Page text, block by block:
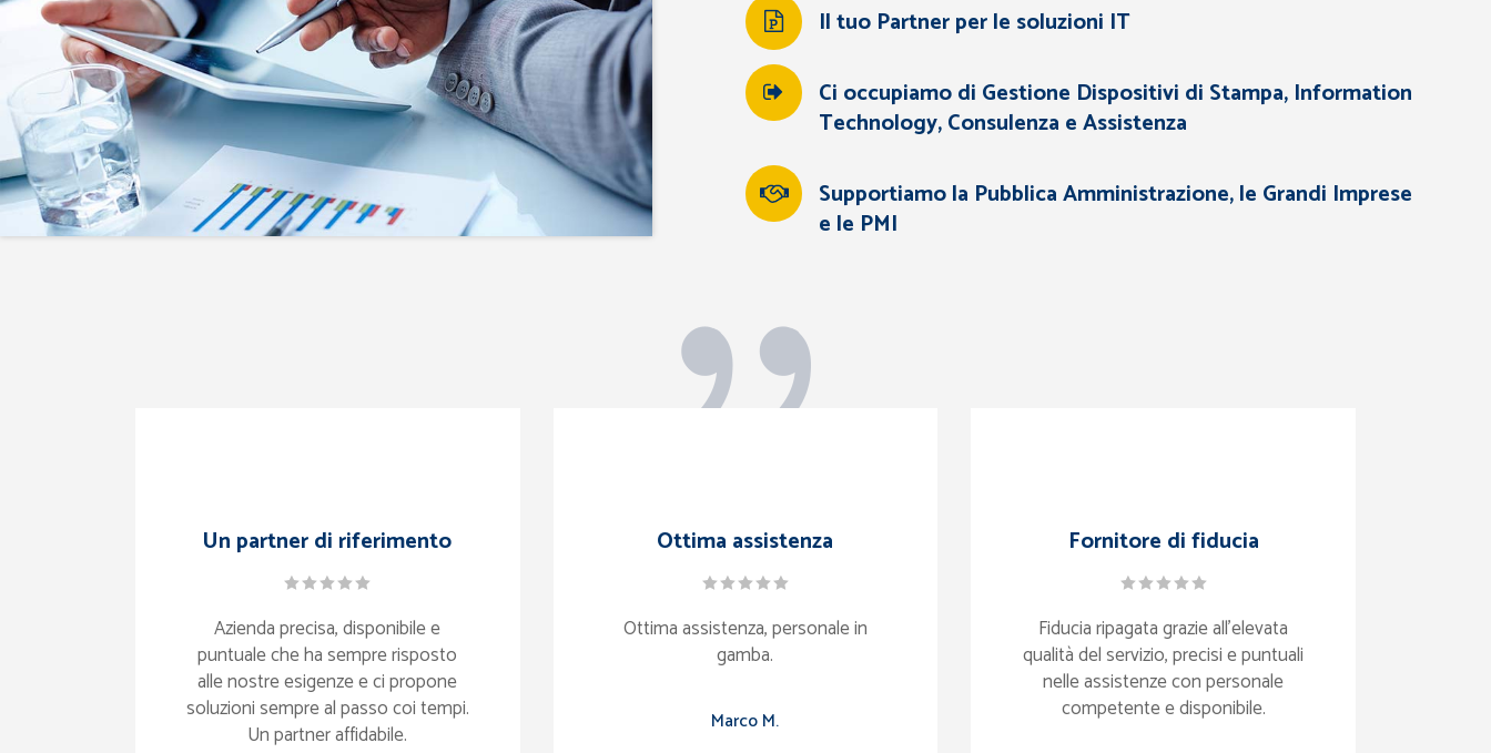
Il tuo Partner per le soluzioni IT
Ci occupiamo di Gestione Dispositivi di Stampa, Information
Technology, Consulenza e Assistenza
Supportiamo la Pubblica Amministrazione, le Grandi Imprese
e le PMI
Un partner di riferimento
Azienda precisa, disponibile e
puntuale che ha sempre risposto
alle nostre esigenze e ci propone
soluzioni sempre al passo coi tempi.
Un partner affidabile.
Ottima assistenza
Ottima assistenza, personale in
gamba.
Marco M.
Fornitore di fiducia
Fiducia ripagata grazie all’elevata
qualità del servizio, precisi e puntuali
nelle assistenze con personale
competente e disponibile.